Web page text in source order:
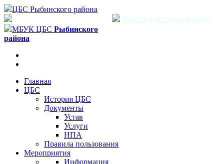
ЦБС Рыбинского района
Версия для слабовидящих
МБУК ЦБС Рыбинского
района
Главная
ЦБС
История ЦБС
Документы
Устав
Услуги
НПА
Правила пользования
Мероприятия
Информация